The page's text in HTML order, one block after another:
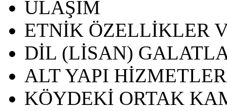
ULAŞIM
ETNİK ÖZELLİKLER
DİL (LİSAN)
ALT YAPI
KÖYDEKİ ORTAK